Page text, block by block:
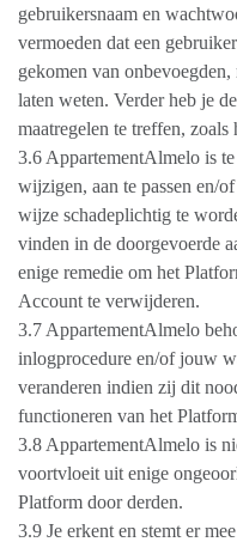
gebruikersnaam en
vermoeden dat een
gekomen van
laten weten. Verder heb je
maatregelen te treffen,
3.6 AppartementAlmelo is
wijzigen, aan te passen en/
wijze schadeplichtig te
vinden in de doorgevoerde
enige remedie om het
Account te verwijderen.
3.7 AppartementAlmelo
inlogprocedure en/of jouw
veranderen indien zij dit
functioneren van het
3.8 AppartementAlmelo is
voortvloeit uit enige
Platform door derden.
3.9 Je erkent en stemt er